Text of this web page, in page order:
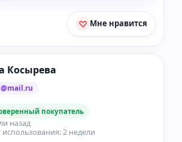
Мне нравится
Косырева
покупатель
назад
2 недели